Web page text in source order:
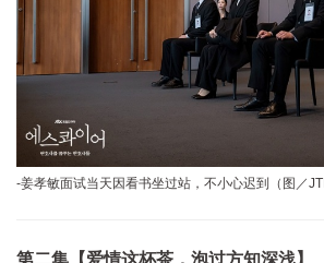
-姜孝敏面试当天因看书坐过站，不小心迟到（图／
第二集【爱情这杯茶，泡过方知深浅】